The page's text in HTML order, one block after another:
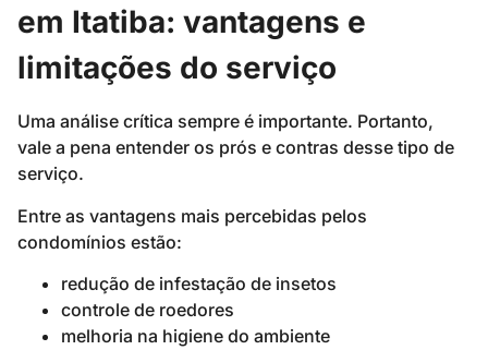
em Itatiba: vantagens e
limitações do serviço
Uma análise crítica sempre é importante. Portanto,
vale a pena entender os prós e contras desse tipo de
serviço.
Entre as vantagens mais percebidas pelos
condomínios estão:
redução de infestação de insetos
controle de roedores
melhoria na higiene do ambiente